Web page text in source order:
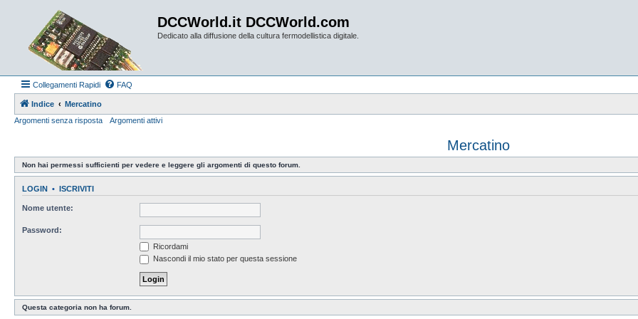
DCCWorld.it DCCWorld.com
Dedicato alla diffusione della cultura fermodellistica digitale.
Collegamenti Rapidi FAQ
Indice
Mercatino
Argomenti senza risposta
Argomenti attivi
Mercatino
Non hai permessi sufficienti per vedere e leggere gli argomenti di questo forum.
LOGIN • ISCRIVITI
Nome utente:
Password:
Ricordami
Nascondi il mio stato per questa sessione
Questa categoria non ha forum.